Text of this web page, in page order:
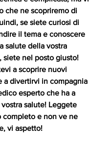
che ne scopriremo di
se siete curiosi di
il tema e conoscere
salute della vostra
siete nel posto giusto!
a scoprire nuovi
a divertirvi in compagnia
esperto che ha a
salute! Leggete
completo e non ve ne
vi aspetto!